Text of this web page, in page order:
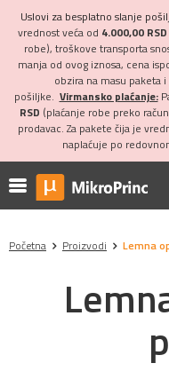
Uslovi za besplatno slanje
vrednost veća od 4.000,00 RSD
robe), troškove transporta
manja od ovog iznosa, cena
obzira na masu paketa
pošiljke. Virmansko plaćanje:
RSD (plaćanje robe preko
prodavac. Za pakete čija je
naplaćuje po
Početna Proizvodi Lemna